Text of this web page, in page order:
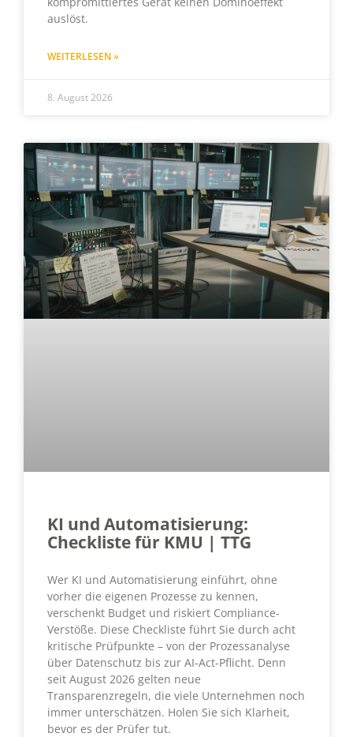
auslöst.
WEITERLESEN »
8. August 2026
KI und Automatisierung:
Checkliste für KMU | TTG
Wer KI und Automatisierung einführt, ohne
vorher die eigenen Prozesse zu kennen,
verschenkt Budget und riskiert Compliance-
Verstöße. Diese Checkliste führt Sie durch acht
kritische Prüfpunkte – von der Prozessanalyse
über Datenschutz bis zur AI-Act-Pflicht. Denn
seit August 2026 gelten neue
Transparenzregeln, die viele Unternehmen noch
immer unterschätzen. Holen Sie sich Klarheit,
bevor es der Prüfer tut.